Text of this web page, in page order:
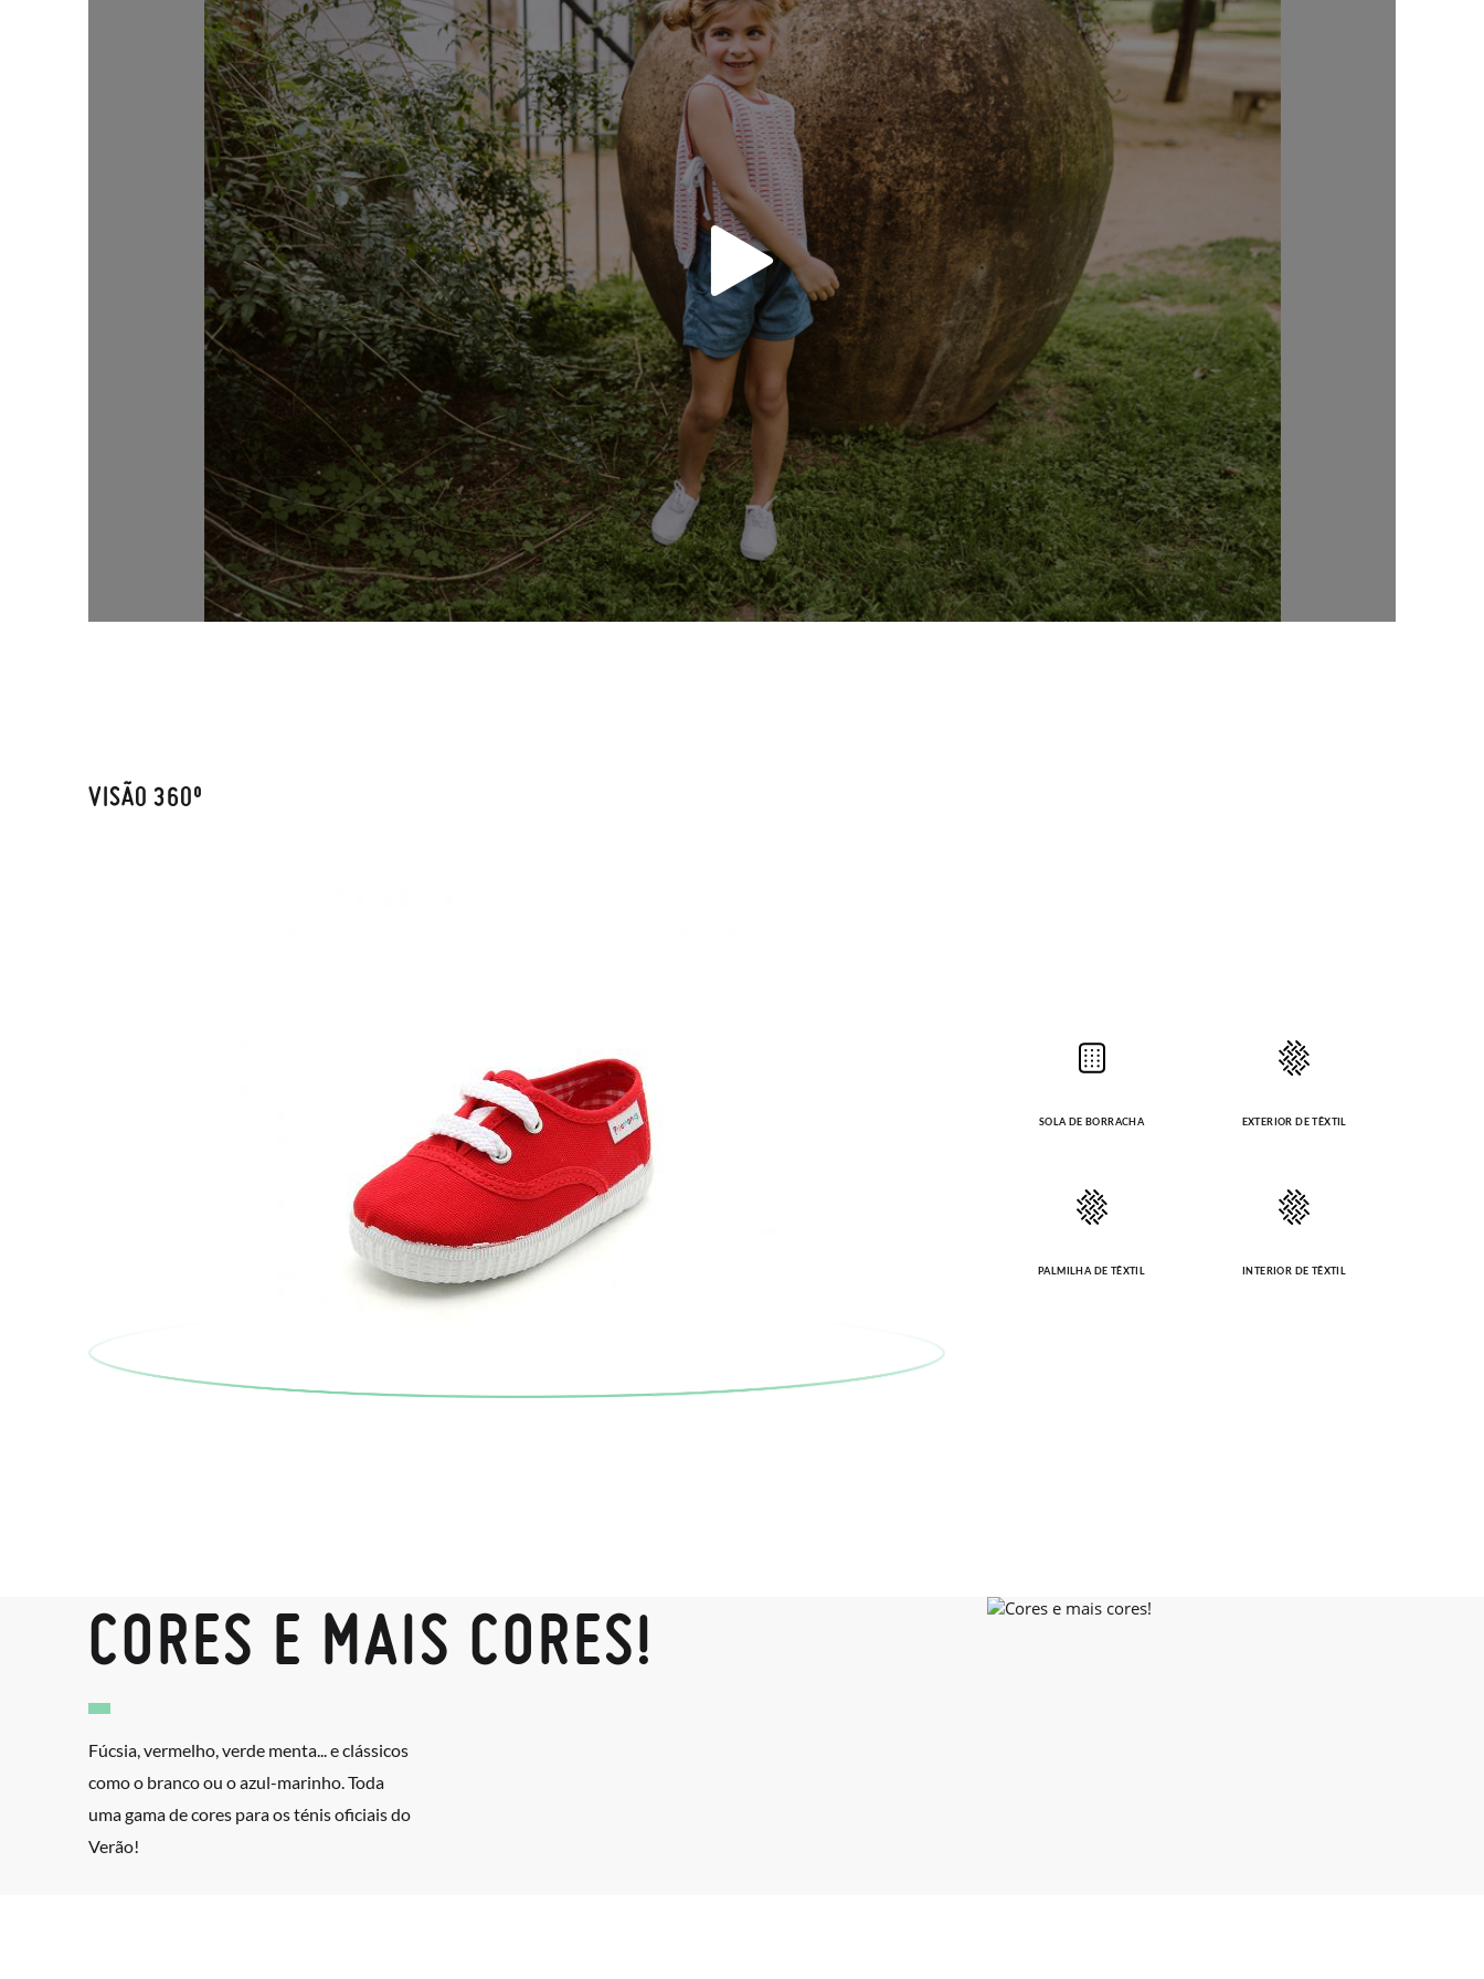
VISÃO 360º
SOLA DE BORRACHA EXTERIOR DE TÊXTIL
PALMILHA DE TÊXTIL INTERIOR DE TÊXTIL
CORES E MAIS CORES!
Fúcsia, vermelho, verde menta... e clássicos
como o branco ou o azul-marinho. Toda
uma gama de cores para os ténis oficiais do
Verão!